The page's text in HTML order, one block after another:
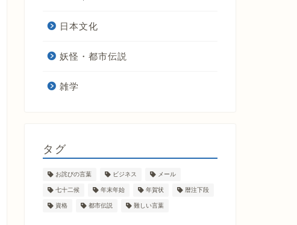
日本文化
妖怪・都市伝説
雑学
タグ
お詫びの言葉 ビジネス メール
七十二候 年末年始 年賀状 暦注下段
資格 都市伝説 難しい言葉